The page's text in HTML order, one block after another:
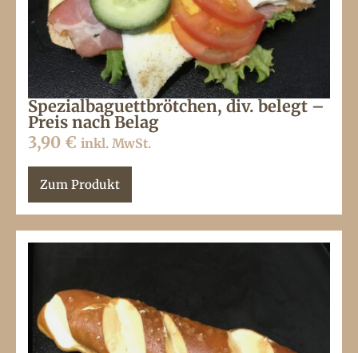
Spezialbaguettbrötchen, div. belegt –
Preis nach Belag
3,90 € inkl. MwSt.
Zum Produkt